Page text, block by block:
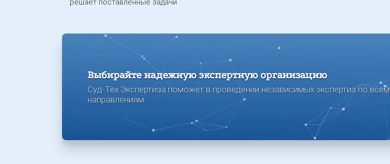
решает поставленные задачи.
Выбирайте надежную экспертную организацию
Суд-Тех Экспертиза поможет в проведении независимых экспертиз по всем
направлениям